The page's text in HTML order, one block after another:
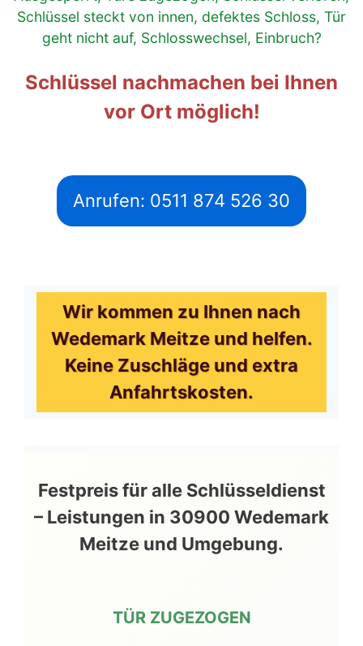
Schlüssel steckt von innen, defektes Schloss, Tür
geht nicht auf, Schlosswechsel, Einbruch?
Schlüssel nachmachen bei Ihnen
vor Ort möglich!
Anrufen: 0511 874 526 30
Wir kommen zu Ihnen nach
Wedemark Meitze und helfen.
Keine Zuschläge und extra
Anfahrtskosten.
Festpreis für alle Schlüsseldienst
– Leistungen in 30900 Wedemark
Meitze und Umgebung.
TÜR ZUGEZOGEN